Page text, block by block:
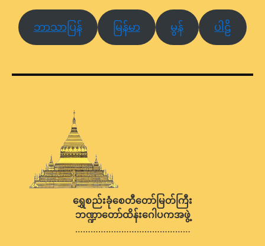
ဘာသာပြန် မြန်မာ မွန် ပါဠိ
ရွှေစည်းခုံစေတီတော်မြတ်ကြီး
ဘဏ္ဍာတော်ထိန်းဂေါပကအဖွဲ့
………………………………………